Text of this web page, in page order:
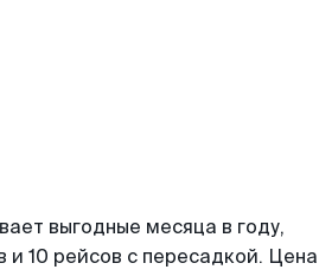
выгодные месяца в году,
10 рейсов с пересадкой. Цена